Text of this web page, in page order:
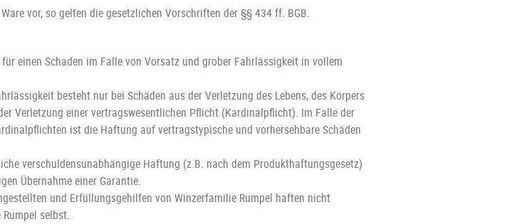
vor, so gelten die gesetzlichen Vorschriften der §§ 434 ff. BGB.
einen Schaden im Falle von Vorsatz und grober Fahrlässigkeit in vollem
besteht nur bei Schäden aus der Verletzung des Lebens, des Körpers
Verletzung einer vertragswesentlichen Pflicht (Kardinalpflicht). Im Falle der
ist die Haftung auf vertragstypische und vorhersehbare Schäden
verschuldensunabhängige Haftung (z.B. nach dem Produkthaftungsgesetz)
Übernahme einer Garantie.
und Erfüllungsgehilfen von Winzerfamilie Rumpel haften nicht
selbst.